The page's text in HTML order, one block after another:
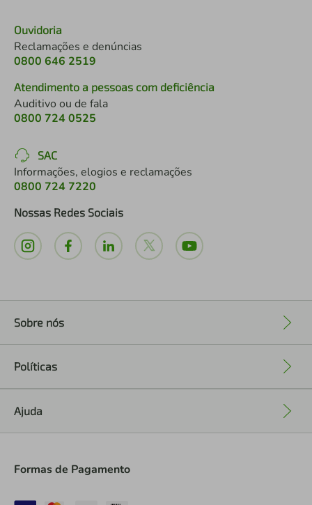
Ouvidoria
Reclamações e denúncias
0800 646 2519
Atendimento a pessoas com deficiência
Auditivo ou de fala
0800 724 0525
SAC
Informações, elogios e reclamações
0800 724 7220
Nossas Redes Sociais
Sobre nós
Políticas
Ajuda
Formas de Pagamento